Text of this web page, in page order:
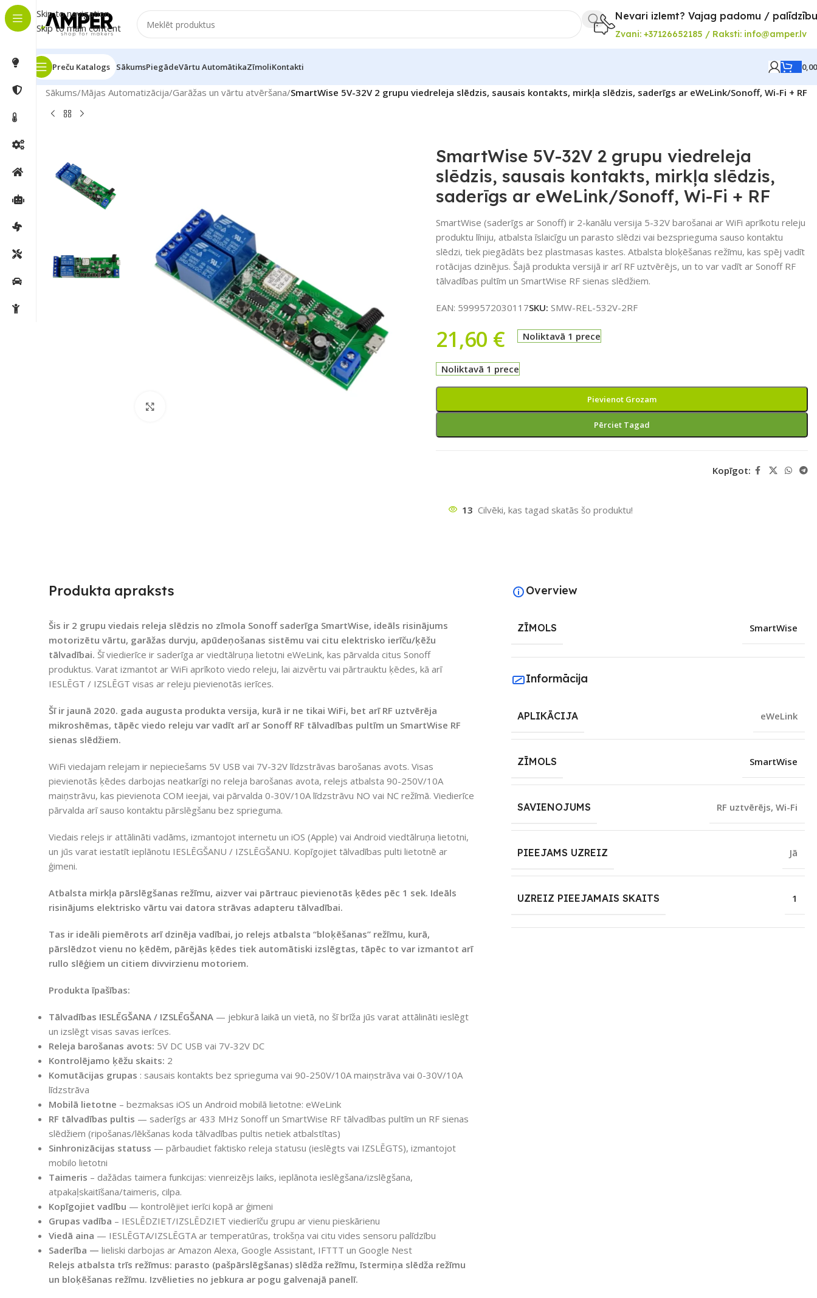
Skip to navigation
Skip to main content
Nevari izlemt? Vajag padomu /
Zvani: +37126652185 / Raksti: info@amper.lv
Preču Katalogs SākumsPiegādeVārtu AutomātikaZīmoliKontakti
Sākums/Mājas Automatizācija/Garāžas un vārtu atvēršana/SmartWise 5V-32V 2 grupu viedreleja slēdzis, sausais kontakts, mirkļa slēdzis, saderīgs ar eWeLink/Sonoff, Wi-Fi + RF
SmartWise 5V-32V 2 grupu viedreleja
slēdzis, sausais kontakts, mirkļa slēdzis,
saderīgs ar eWeLink/Sonoff, Wi-Fi + RF
SmartWise (saderīgs ar Sonoff) ir 2-kanālu versija 5-32V barošanai ar WiFi aprīkotu releju
produktu līniju, atbalsta īslaicīgu un parasto slēdzi vai bezsprieguma sauso kontaktu
slēdzi, tiek piegādāts bez plastmasas kastes. Atbalsta bloķēšanas režīmu, kas spēj vadīt
rotācijas dzinējus. Šajā produkta versijā ir arī RF uztvērējs, un to var vadīt ar Sonoff RF
tālvadības pultīm un SmartWise RF sienas slēdžiem.
EAN: 5999572030117SKU: SMW-REL-532V-2RF
21,60 € Noliktavā 1 prece
Noliktavā 1 prece
Pievienot Grozam
Pērciet Tagad
Kopīgot:
13 Cilvēki, kas tagad skatās šo produktu!
Produkta apraksts
Šis ir 2 grupu viedais releja slēdzis no zīmola Sonoff saderīga SmartWise, ideāls risinājums
motorizētu vārtu, garāžas durvju, apūdeņošanas sistēmu vai citu elektrisko ierīču/ķēžu
tālvadībai. Šī viedierīce ir saderīga ar viedtālruņa lietotni eWeLink, kas pārvalda citus Sonoff
produktus. Varat izmantot ar WiFi aprīkoto viedo releju, lai aizvērtu vai pārtrauktu ķēdes, kā arī
IESLĒGT / IZSLĒGT visas ar releju pievienotās ierīces.
Šī ir jaunā 2020. gada augusta produkta versija, kurā ir ne tikai WiFi, bet arī RF uztvērēja
mikroshēmas, tāpēc viedo releju var vadīt arī ar Sonoff RF tālvadības pultīm un SmartWise RF
sienas slēdžiem.
WiFi viedajam relejam ir nepieciešams 5V USB vai 7V-32V līdzstrāvas barošanas avots. Visas
pievienotās ķēdes darbojas neatkarīgi no releja barošanas avota, relejs atbalsta 90-250V/10A
maiņstrāvu, kas pievienota COM ieejai, vai pārvalda 0-30V/10A līdzstrāvu NO vai NC režīmā. Viedierīce
pārvalda arī sauso kontaktu pārslēgšanu bez sprieguma.
Viedais relejs ir attālināti vadāms, izmantojot internetu un iOS (Apple) vai Android viedtālruņa lietotni,
un jūs varat iestatīt ieplānotu IESLĒGŠANU / IZSLĒGŠANU. Kopīgojiet tālvadības pulti lietotnē ar
ģimeni.
Atbalsta mirkļa pārslēgšanas režīmu, aizver vai pārtrauc pievienotās ķēdes pēc 1 sek. Ideāls
risinājums elektrisko vārtu vai datora strāvas adapteru tālvadībai.
Tas ir ideāli piemērots arī dzinēja vadībai, jo relejs atbalsta “bloķēšanas” režīmu, kurā,
pārslēdzot vienu no ķēdēm, pārējās ķēdes tiek automātiski izslēgtas, tāpēc to var izmantot arī
rullo slēģiem un citiem divvirzienu motoriem.
Produkta īpašības:
Tālvadības IESLĒGŠANA / IZSLĒGŠANA — jebkurā laikā un vietā, no šī brīža jūs varat attālināti ieslēgt
un izslēgt visas savas ierīces.
Releja barošanas avots: 5V DC USB vai 7V-32V DC
Kontrolējamo ķēžu skaits: 2
Komutācijas grupas : sausais kontakts bez sprieguma vai 90-250V/10A maiņstrāva vai 0-30V/10A
līdzstrāva
Mobilā lietotne – bezmaksas iOS un Android mobilā lietotne: eWeLink
RF tālvadības pultis — saderīgs ar 433 MHz Sonoff un SmartWise RF tālvadības pultīm un RF sienas
slēdžiem (ripošanas/lēkšanas koda tālvadības pultis netiek atbalstītas)
Sinhronizācijas statuss — pārbaudiet faktisko releja statusu (ieslēgts vai IZSLĒGTS), izmantojot
mobilo lietotni
Taimeris – dažādas taimera funkcijas: vienreizējs laiks, ieplānota ieslēgšana/izslēgšana,
atpakaļskaitīšana/taimeris, cilpa.
Kopīgojiet vadību — kontrolējiet ierīci kopā ar ģimeni
Grupas vadība – IESLĒDZIET/IZSLĒDZIET viedierīču grupu ar vienu pieskārienu
Viedā aina — IESLĒGTA/IZSLĒGTA ar temperatūras, trokšņa vai citu vides sensoru palīdzību
Saderība — lieliski darbojas ar Amazon Alexa, Google Assistant, IFTTT un Google Nest
Relejs atbalsta trīs režīmus: parasto (pašpārslēgšanas) slēdža režīmu, īstermiņa slēdža režīmu
un bloķēšanas režīmu. Izvēlieties no jebkura ar pogu galvenajā panelī.
Overview
ZĪMOLS SmartWise
Informācija
APLIKĀCIJA eWeLink
ZĪMOLS SmartWise
SAVIENOJUMS RF uztvērējs, Wi-Fi
PIEEJAMS UZREIZ Jā
UZREIZ PIEEJAMAIS SKAITS 1